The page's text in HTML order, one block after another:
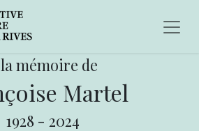
mémoire de
Martel
1928 - 2024